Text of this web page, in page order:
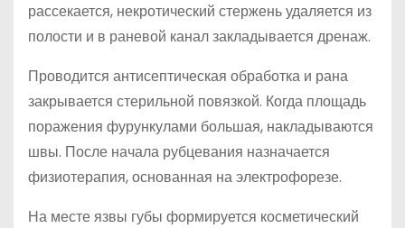
рассекается, некротический стержень удаляется из
полости и в раневой канал закладывается дренаж.
Проводится антисептическая обработка и рана
закрывается стерильной повязкой. Когда площадь
поражения фурункулами большая, накладываются
швы. После начала рубцевания назначается
физиотерапия, основанная на электрофорезе.
На месте язвы губы формируется косметический